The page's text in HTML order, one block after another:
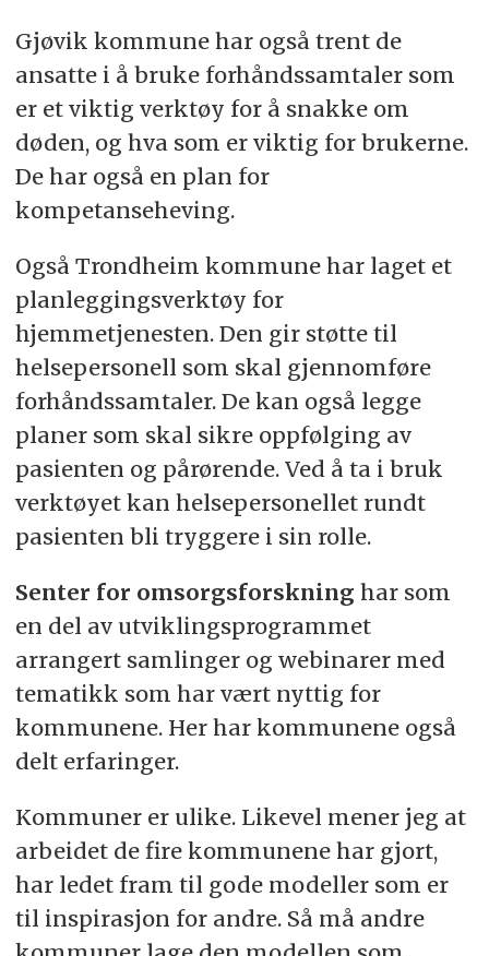
Gjøvik kommune har også trent de
ansatte i å bruke forhåndssamtaler som
er et viktig verktøy for å snakke om
døden, og hva som er viktig for brukerne.
De har også en plan for
kompetanseheving.
Også Trondheim kommune har laget et
planleggingsverktøy for
hjemmetjenesten. Den gir støtte til
helsepersonell som skal gjennomføre
forhåndssamtaler. De kan også legge
planer som skal sikre oppfølging av
pasienten og pårørende. Ved å ta i bruk
verktøyet kan helsepersonellet rundt
pasienten bli tryggere i sin rolle.
Senter for omsorgsforskning har som
en del av utviklingsprogrammet
arrangert samlinger og webinarer med
tematikk som har vært nyttig for
kommunene. Her har kommunene også
delt erfaringer.
Kommuner er ulike. Likevel mener jeg at
arbeidet de fire kommunene har gjort,
har ledet fram til gode modeller som er
til inspirasjon for andre. Så må andre